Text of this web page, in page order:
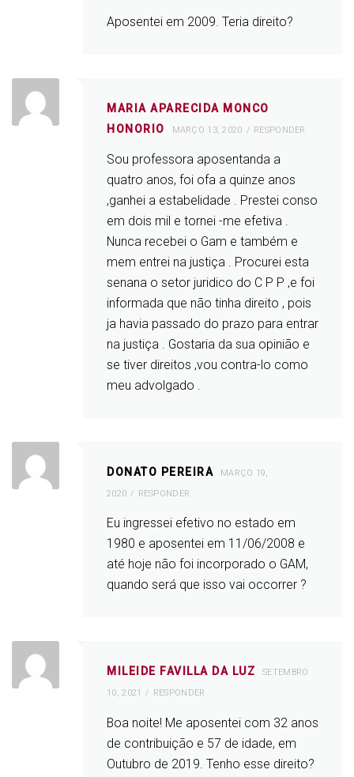
Aposentei em 2009. Teria direito?
MARIA APARECIDA MONCO
HONORIO
MARÇO 13, 2020 RESPONDER
Sou professora aposentanda a
quatro anos, foi ofa a quinze anos
,ganhei a estabelidade . Prestei conso
em dois mil e tornei -me efetiva .
Nunca recebei o Gam e também e
mem entrei na justiça . Procurei esta
senana o setor juridico do C P P ,e foi
informada que não tinha direito , pois
ja havia passado do prazo para entrar
na justiça . Gostaria da sua opinião e
se tiver direitos ,vou contra-lo como
meu advolgado .
DONATO PEREIRA
MARÇO 19,
2020
RESPONDER
Eu ingressei efetivo no estado em
1980 e aposentei em 11/06/2008 e
até hoje não foi incorporado o GAM,
quando será que isso vai occorrer ?
MILEIDE FAVILLA DA LUZ
SETEMBRO
10, 2021
RESPONDER
Boa noite! Me aposentei com 32 anos
de contribuição e 57 de idade, em
Outubro de 2019. Tenho esse direito?